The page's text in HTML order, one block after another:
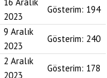
2023
Gösterim: 194
9 Aralık
2023
Gösterim: 240
2 Aralık
2023
Gösterim: 178